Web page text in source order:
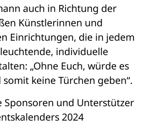
auch in Richtung der
Künstlerinnen und
Einrichtungen, die in jedem
individuelle
„Ohne Euch, würde es
keine Türchen geben“.
Sponsoren und Unterstützer
2024